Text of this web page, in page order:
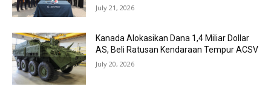
July 21, 2026
Kanada Alokasikan Dana 1,4 Miliar Dollar
AS, Beli Ratusan Kendaraan Tempur ACSV
July 20, 2026